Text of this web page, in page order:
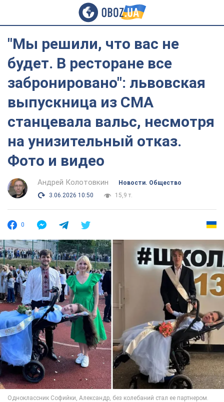
"Мы решили, что вас не
будет. В ресторане все
забронировано": львовская
выпускница из СМА
станцевала вальс, несмотря
на унизительный отказ.
Фото и видео
Андрей Колотовкин
Новости. Общество
3.06.2026 10:50
15,9 т.
0